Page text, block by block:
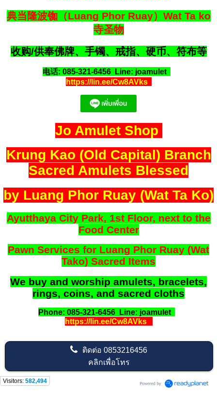
典当隆波铷（Luang Phor Ruay）Wat Ta ko
寺圣物
收购/供奉佛牌、手镯、戒指、硬币、符布等
电话: 085-321-6456 Line: joamulet
https://lin.ee/Cw8AVks
Jo Amulet Shop
Krung Kao (Old Capital) Branch
Sacred Amulets Blessed
by Luang Phor Ruay (Wat Ta Ko)
Ayutthaya City Park, 1st Floor, next to the
Food Center
Pawn Services for Luang Phor Ruay (Wat
Tako) Sacred Items
We buy and worship amulets, bracelets,
rings, coins, and sacred cloths
Phone: 085-321-6456 Line: joamulet
https://lin.ee/Cw8AVks
ติดต่อ0853216456
คลิกเพื่อโทร
Visitors: 582,494